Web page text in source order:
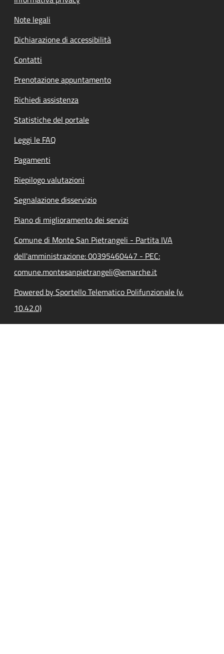
Note legali
Dichiarazione di accessibilità
Contatti
Prenotazione appuntamento
Richiedi assistenza
Statistiche del portale
Leggi le FAQ
Pagamenti
Riepilogo valutazioni
Segnalazione disservizio
Piano di miglioramento dei servizi
Comune di Monte San Pietrangeli - Partita IVA
dell'amministrazione: 00395460447 - PEC:
comune.montesanpietrangeli@emarche.it
Powered by Sportello Telematico Polifunzionale (v.
10.42.0)